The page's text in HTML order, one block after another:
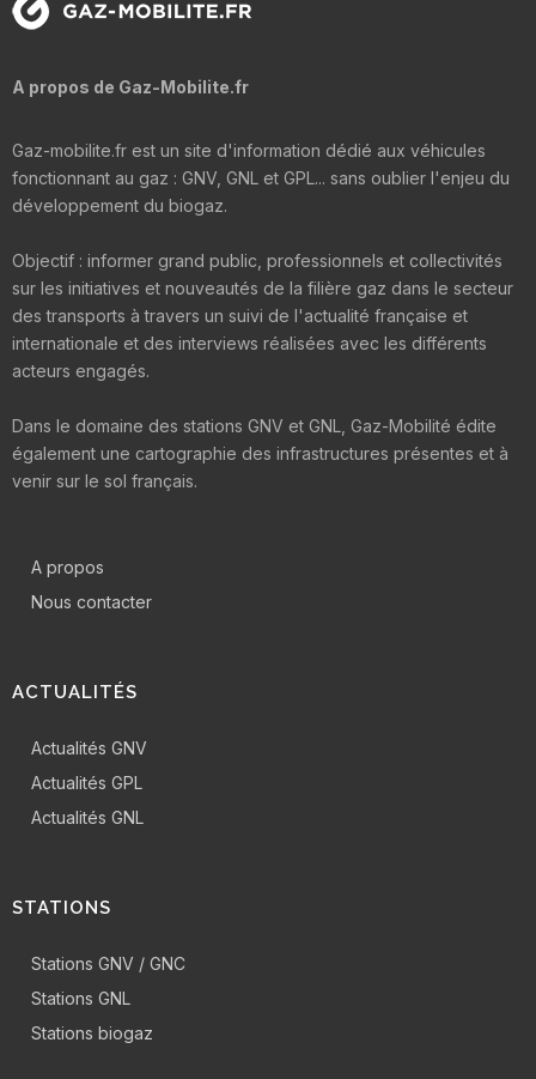
A propos de Gaz-Mobilite.fr
Gaz-mobilite.fr est un site d'information dédié aux véhicules
fonctionnant au gaz : GNV, GNL et GPL... sans oublier l'enjeu du
développement du biogaz.
Objectif : informer grand public, professionnels et collectivités
sur les initiatives et nouveautés de la filière gaz dans le secteur
des transports à travers un suivi de l'actualité française et
internationale et des interviews réalisées avec les différents
acteurs engagés.
Dans le domaine des stations GNV et GNL, Gaz-Mobilité édite
également une cartographie des infrastructures présentes et à
venir sur le sol français.
A propos
Nous contacter
ACTUALITÉS
Actualités GNV
Actualités GPL
Actualités GNL
STATIONS
Stations GNV / GNC
Stations GNL
Stations biogaz